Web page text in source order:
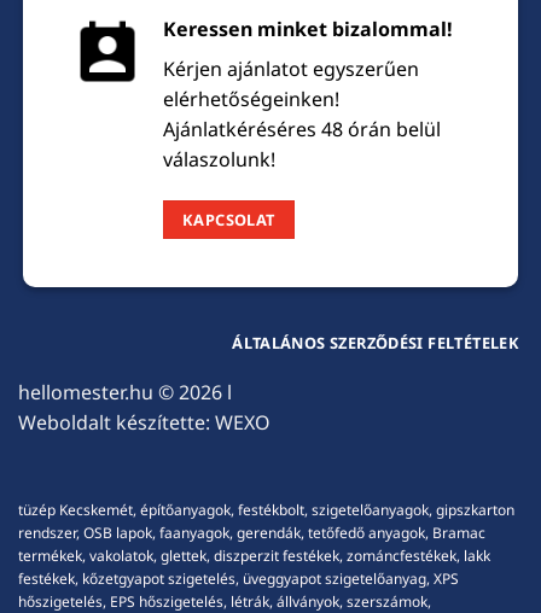
Keressen minket bizalommal!
Kérjen ajánlatot egyszerűen
elérhetőségeinken!
Ajánlatkéréséres 48 órán belül
válaszolunk!
KAPCSOLAT
hellomester.hu © 2026 l
Weboldalt készítette: WEXO
ÁLTALÁNOS SZERZŐDÉSI FELTÉTELEK
tüzép Kecskemét, építőanyagok, festékbolt, szigetelőanyagok, gipszkarton
rendszer, OSB lapok, faanyagok, gerendák, tetőfedő anyagok, Bramac
termékek, vakolatok, glettek, diszperzit festékek, zománcfestékek, lakk
festékek, kőzetgyapot szigetelés, üveggyapot szigetelőanyag, XPS
hőszigetelés, EPS hőszigetelés, létrák, állványok, szerszámok,